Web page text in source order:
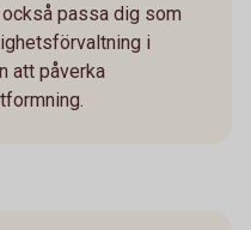
passa dig som
i
att påverka